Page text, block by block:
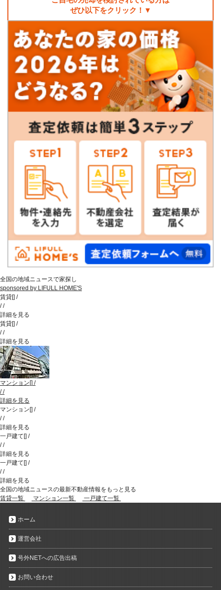
ぜひ以下をクリック！▼
全国の地域ニュースで家探し
sponsored by LIFULL HOME'S
賃貸[] /
//
詳細を見る
賃貸[] /
//
詳細を見る
マンション [] /
//
詳細を見る
マンション [] /
//
詳細を見る
一戸建て [] /
//
詳細を見る
一戸建て [] /
//
詳細を見る
全国の地域ニュースの最新不動産情報をもっと見る
賃貸一覧
マンション一覧 一戸建て一覧
ホーム
運営会社
号外NETへの広告出稿
お問い合わせ